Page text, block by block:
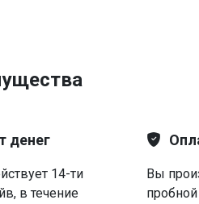
денег
14-ти
в течение
Вы